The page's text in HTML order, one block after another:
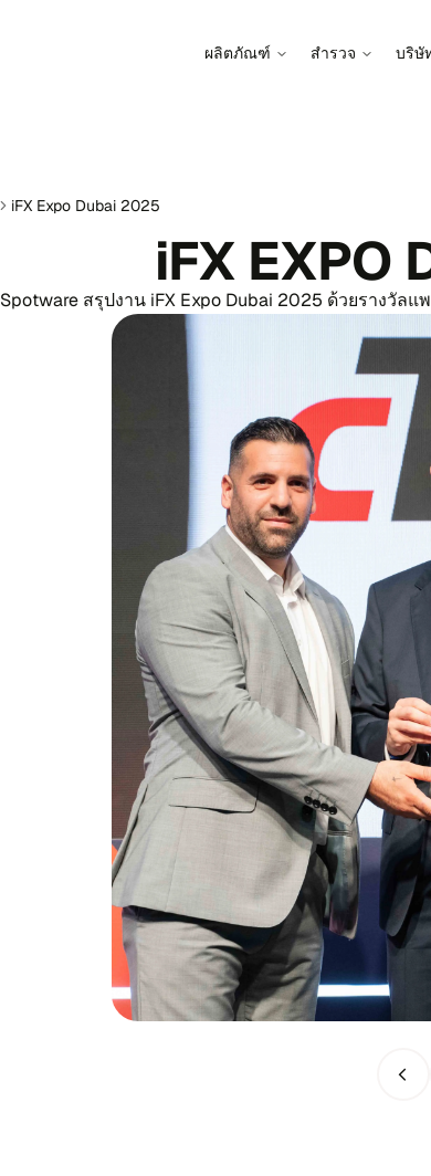
ผลิต​ภัณฑ์ สำ​รวจ บริ​ษั
iFX Expo Dubai 2025
iFX EXPO
Spotware สรุป​งาน iFX Expo Dubai 2025 ด้วย​ราง​วั
สไ